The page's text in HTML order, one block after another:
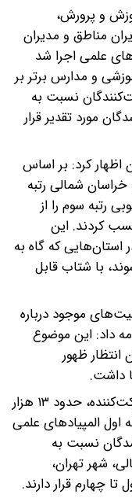
و پرورش،
مناطق و مدیران
علمی اجرا شد
و مدارس برتر بر
نسبت به
مورد تقدیر قرار
اظهار کرد: بر اساس
شمالی رتبه
رتبه سوم را از
کردند. این
که گاه به
با شتاب قابل
موجود درباره
داد: این موضوع
ظهور
داشت.
حسینی با بیان اینکه از بین ۱۲۰ هزار شرکت‌کننده، حدود ۱۳ هزار
مرحله اول المپیادهای علمی
نسبت به
شهر تهران،
چهارم قرار دارند.